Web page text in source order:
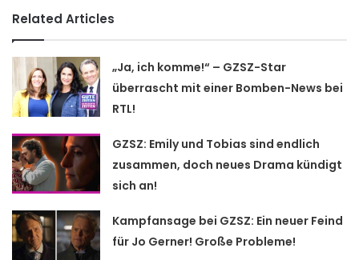
Related Articles
„Ja, ich komme!“ – GZSZ-Star
überrascht mit einer Bomben-News bei
RTL!
GZSZ: Emily und Tobias sind endlich
zusammen, doch neues Drama kündigt
sich an!
Kampfansage bei GZSZ: Ein neuer Feind
für Jo Gerner! Große Probleme!